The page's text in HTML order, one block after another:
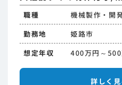
職種
機械製作・開
勤務地
姫路市
想定年収
400万円～500
詳しく見